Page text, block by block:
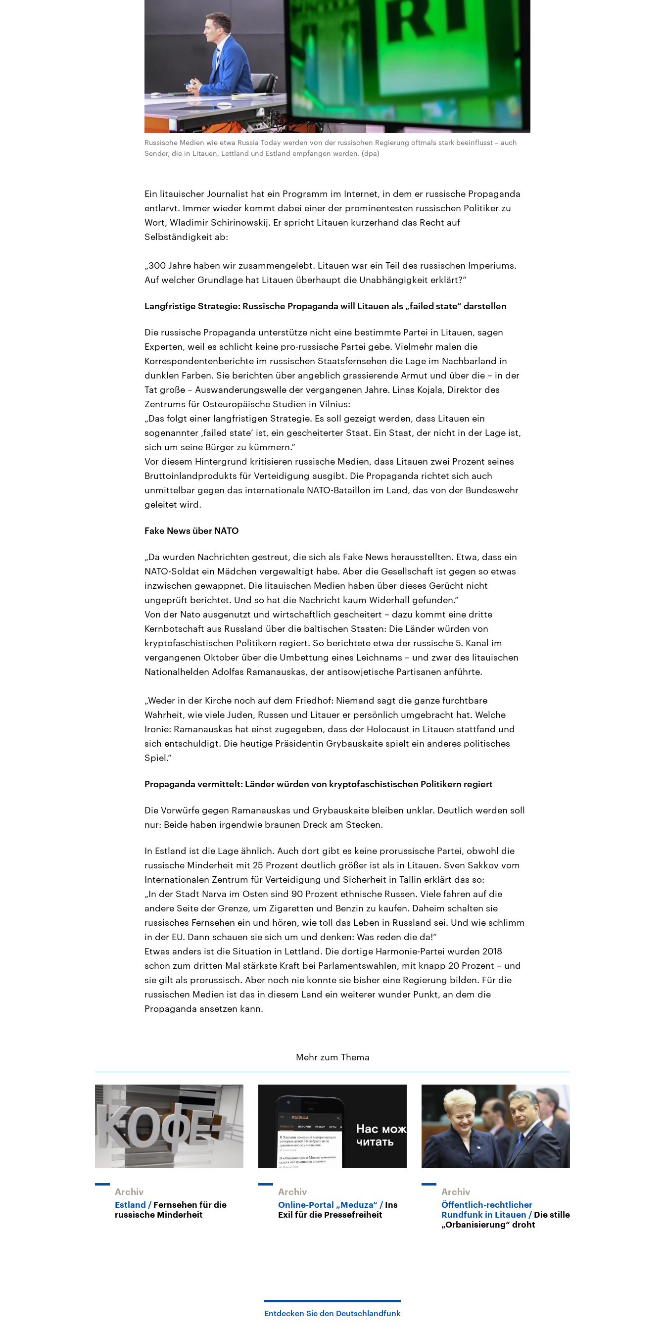
Russische Medien wie etwa Russia Today werden von der russischen Regierung oftmals stark beeinflusst – auch
Sender, die in Litauen, Lettland und Estland empfangen werden. (dpa)
Ein litauischer Journalist hat ein Programm im Internet, in dem er russische Propaganda
entlarvt. Immer wieder kommt dabei einer der prominentesten russischen Politiker zu
Wort, Wladimir Schirinowskij. Er spricht Litauen kurzerhand das Recht auf
Selbständigkeit ab:
„300 Jahre haben wir zusammengelebt. Litauen war ein Teil des russischen Imperiums.
Auf welcher Grundlage hat Litauen überhaupt die Unabhängigkeit erklärt?“
Langfristige Strategie: Russische Propaganda will Litauen als „failed state“ darstellen
Die russische Propaganda unterstütze nicht eine bestimmte Partei in Litauen, sagen
Experten, weil es schlicht keine pro-russische Partei gebe. Vielmehr malen die
Korrespondentenberichte im russischen Staatsfernsehen die Lage im Nachbarland in
dunklen Farben. Sie berichten über angeblich grassierende Armut und über die – in der
Tat große – Auswanderungswelle der vergangenen Jahre. Linas Kojala, Direktor des
Zentrums für Osteuropäische Studien in Vilnius:
„Das folgt einer langfristigen Strategie. Es soll gezeigt werden, dass Litauen ein
sogenannter ‚failed state‘ ist, ein gescheiterter Staat. Ein Staat, der nicht in der Lage ist,
sich um seine Bürger zu kümmern.“
Vor diesem Hintergrund kritisieren russische Medien, dass Litauen zwei Prozent seines
Bruttoinlandprodukts für Verteidigung ausgibt. Die Propaganda richtet sich auch
unmittelbar gegen das internationale NATO-Bataillon im Land, das von der Bundeswehr
geleitet wird.
Fake News über NATO
„Da wurden Nachrichten gestreut, die sich als Fake News herausstellten. Etwa, dass ein
NATO-Soldat ein Mädchen vergewaltigt habe. Aber die Gesellschaft ist gegen so etwas
inzwischen gewappnet. Die litauischen Medien haben über dieses Gerücht nicht
ungeprüft berichtet. Und so hat die Nachricht kaum Widerhall gefunden.“
Von der Nato ausgenutzt und wirtschaftlich gescheitert – dazu kommt eine dritte
Kernbotschaft aus Russland über die baltischen Staaten: Die Länder würden von
kryptofaschistischen Politikern regiert. So berichtete etwa der russische 5. Kanal im
vergangenen Oktober über die Umbettung eines Leichnams – und zwar des litauischen
Nationalhelden Adolfas Ramanauskas, der antisowjetische Partisanen anführte.
„Weder in der Kirche noch auf dem Friedhof: Niemand sagt die ganze furchtbare
Wahrheit, wie viele Juden, Russen und Litauer er persönlich umgebracht hat. Welche
Ironie: Ramanauskas hat einst zugegeben, dass der Holocaust in Litauen stattfand und
sich entschuldigt. Die heutige Präsidentin Grybauskaite spielt ein anderes politisches
Spiel.“
Propaganda vermittelt: Länder würden von kryptofaschistischen Politikern regiert
Die Vorwürfe gegen Ramanauskas und Grybauskaite bleiben unklar. Deutlich werden soll
nur: Beide haben irgendwie braunen Dreck am Stecken.
In Estland ist die Lage ähnlich. Auch dort gibt es keine prorussische Partei, obwohl die
russische Minderheit mit 25 Prozent deutlich größer ist als in Litauen. Sven Sakkov vom
Internationalen Zentrum für Verteidigung und Sicherheit in Tallin erklärt das so:
„In der Stadt Narva im Osten sind 90 Prozent ethnische Russen. Viele fahren auf die
andere Seite der Grenze, um Zigaretten und Benzin zu kaufen. Daheim schalten sie
russisches Fernsehen ein und hören, wie toll das Leben in Russland sei. Und wie schlimm
in der EU. Dann schauen sie sich um und denken: Was reden die da!“
Etwas anders ist die Situation in Lettland. Die dortige Harmonie-Partei wurden 2018
schon zum dritten Mal stärkste Kraft bei Parlamentswahlen, mit knapp 20 Prozent – und
sie gilt als prorussisch. Aber noch nie konnte sie bisher eine Regierung bilden. Für die
russischen Medien ist das in diesem Land ein weiterer wunder Punkt, an dem die
Propaganda ansetzen kann.
Mehr zum Thema
Archiv
Estland
Fernsehen für die
russische Minderheit
Archiv
Online-Portal „Meduza“
Ins
Exil für die Pressefreiheit
Archiv
Öffentlich-rechtlicher
Rundfunk in Litauen
Die stille
„Orbanisierung“ droht
Entdecken Sie den Deutschlandfunk